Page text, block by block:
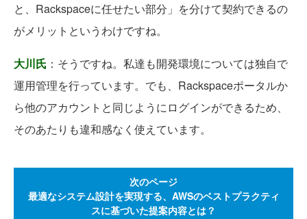
と、Rackspaceに任せたい部分」を分けて契約できるの
がメリットというわけですね。
大川氏 ：そうですね。私達も開発環境については独自で
運用管理を行っています。でも、Rackspaceポータルか
ら他のアカウントと同じようにログインができるため、
そのあたりも違和感なく使えています。
次のページ
最適なシステム設計を実現する、AWSのベストプラクティ
スに基づいた提案内容とは？